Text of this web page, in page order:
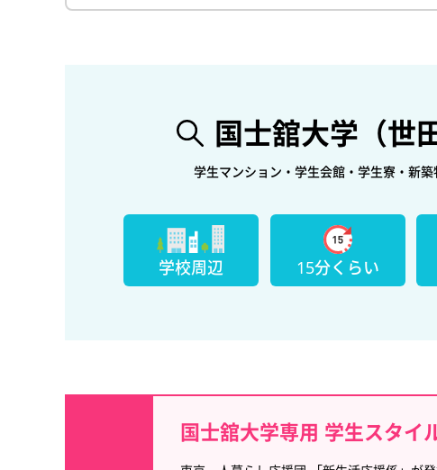
国士舘大学（世
学生マンション・学生会館・学生寮・新
学校周辺 15分くらい
国士舘大学専用 学生スタイ